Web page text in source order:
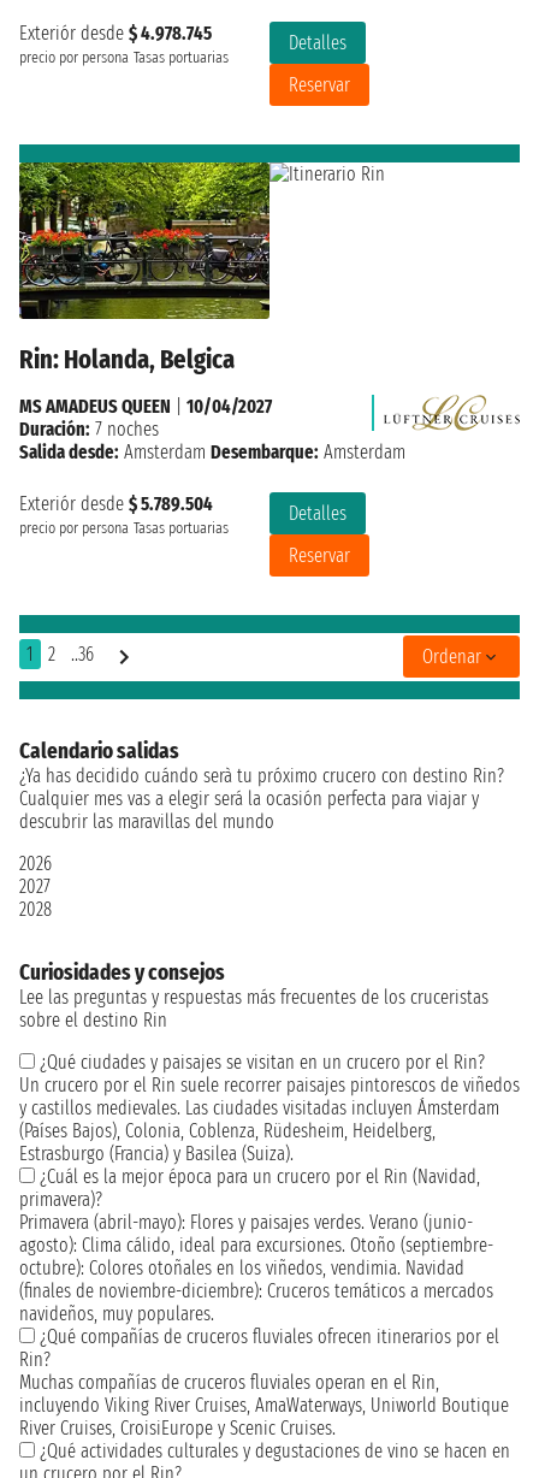
Exteriór desde $ 4.978.745
precio por persona Tasas portuarias
Detalles
Reservar
Rin: Holanda, Belgica
Exteriór desde $ 5.789.504
precio por persona Tasas portuarias
Detalles
Reservar
MS AMADEUS QUEEN
10/04/2027
Duración: 7 noches
Salida desde: Amsterdam Desembarque: Amsterdam
1 2 ..36 Ordenar
Calendario salidas
¿Ya has decidido cuándo serà tu próximo crucero con destino Rin?
Cualquier mes vas a elegir será la ocasión perfecta para viajar y
descubrir las maravillas del mundo
2026
2027
2028
Curiosidades y consejos
Lee las preguntas y respuestas más frecuentes de los cruceristas
sobre el destino Rin
¿Qué ciudades y paisajes se visitan en un crucero por el Rin?
Un crucero por el Rin suele recorrer paisajes pintorescos de viñedos
y castillos medievales. Las ciudades visitadas incluyen Ámsterdam
(Países Bajos), Colonia, Coblenza, Rüdesheim, Heidelberg,
Estrasburgo (Francia) y Basilea (Suiza).
¿Cuál es la mejor época para un crucero por el Rin (Navidad,
primavera)?
Primavera (abril-mayo): Flores y paisajes verdes. Verano (junio-
agosto): Clima cálido, ideal para excursiones. Otoño (septiembre-
octubre): Colores otoñales en los viñedos, vendimia. Navidad
(finales de noviembre-diciembre): Cruceros temáticos a mercados
navideños, muy populares.
¿Qué compañías de cruceros fluviales ofrecen itinerarios por el
Rin?
Muchas compañías de cruceros fluviales operan en el Rin,
incluyendo Viking River Cruises, AmaWaterways, Uniworld Boutique
River Cruises, CroisiEurope y Scenic Cruises.
¿Qué actividades culturales y degustaciones de vino se hacen en